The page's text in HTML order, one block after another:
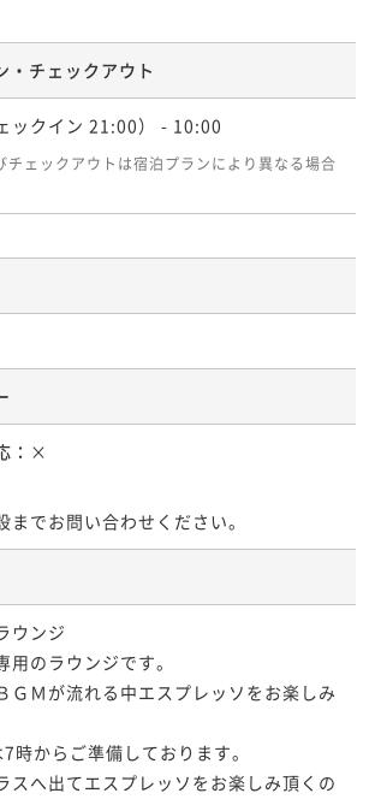
・チェックアウト
ックイン 21:00） - 10:00
ェックアウトは宿泊プランにより異なる場合
： ×
までお問い合わせください。
ウンジ
のラウンジです。
ＧＭが流れる中エスプレッソをお楽しみ
時からご準備しております。
スへ出てエスプレッソをお楽しみ頂くの